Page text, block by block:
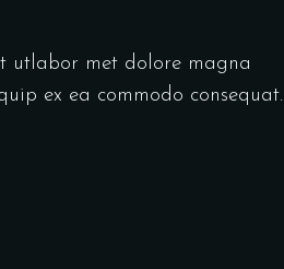
utlabor met dolore magna
ex ea commodo consequat.